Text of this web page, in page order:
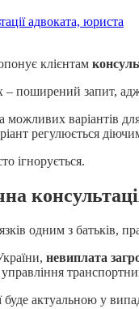
адвоката, юриста
клієнтам
– поширений запит,
можливих варіантів
регулюється
ігнорується.
одним з батьків,
невиплата
буде актуальною у